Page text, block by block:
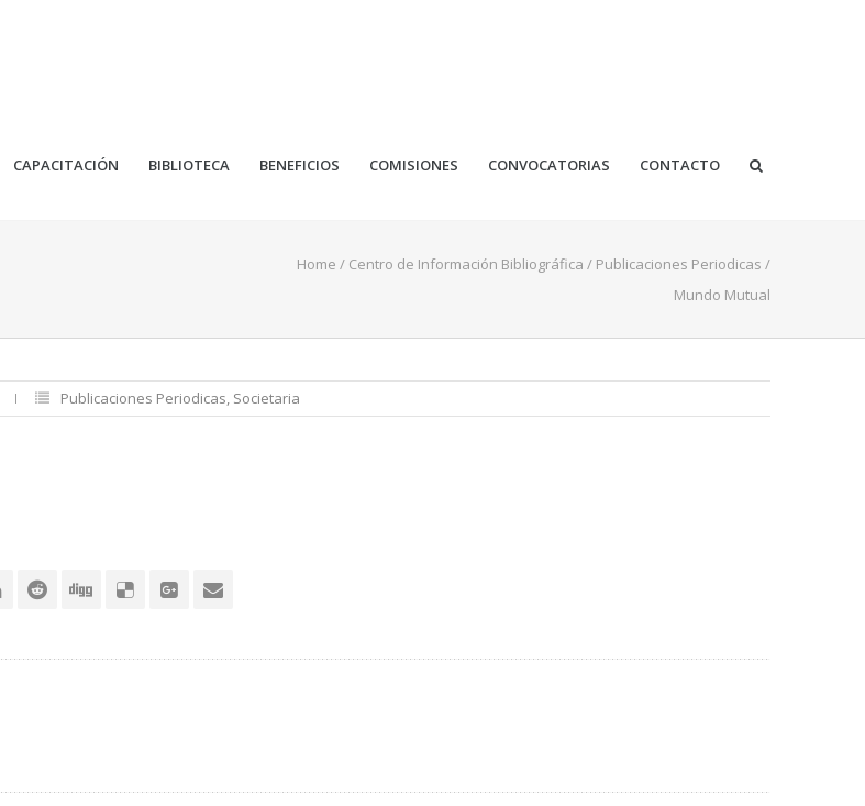
CAPACITACIÓN BIBLIOTECA BENEFICIOS COMISIONES CONVOCATORIAS CONTACTO
Home / Centro de Información Bibliográfica / Publicaciones Periodicas /
Mundo Mutual
Publicaciones Periodicas, Societaria